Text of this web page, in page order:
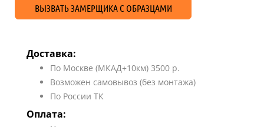
ВЫЗВАТЬ ЗАМЕРЩИКА С ОБРАЗЦАМИ
Доставка:
По Москве (МКАД+10км) 3500 р.
Возможен самовывоз (без монтажа)
По России ТК
Оплата: